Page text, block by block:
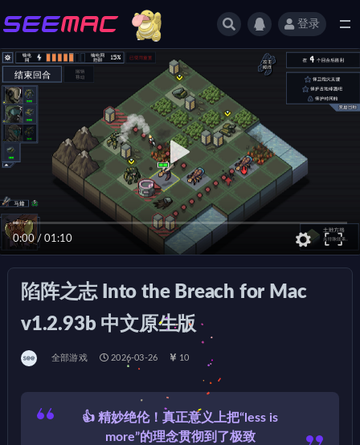
登录
0:00/ 01:10
陷阵之志 Into the Breach for Mac
v1.2.93b 中文原生版
全部游戏 2026-03-26 10
👍 精妙绝伦！真正意义上把“less is
more”的理念贯彻到了极致